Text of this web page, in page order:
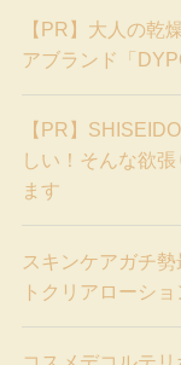
【PR】大人の乾
アブランド「
【PR】
しい！そんな欲
ます
スキンケアガチ
トクリアローシ